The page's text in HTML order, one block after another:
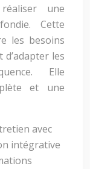
une
Cette
les besoins
les
Elle
et une
avec
intégrative